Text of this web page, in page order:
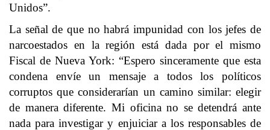
Unidos”.
La señal de que no habrá impunidad con los jefes de
narcoestados en la región está dada por el mismo
Fiscal de Nueva York: “Espero sinceramente que esta
condena envíe un mensaje a todos los políticos
corruptos que considerarían un camino similar: elegir
de manera diferente. Mi oficina no se detendrá ante
nada para investigar y enjuiciar a los responsables de